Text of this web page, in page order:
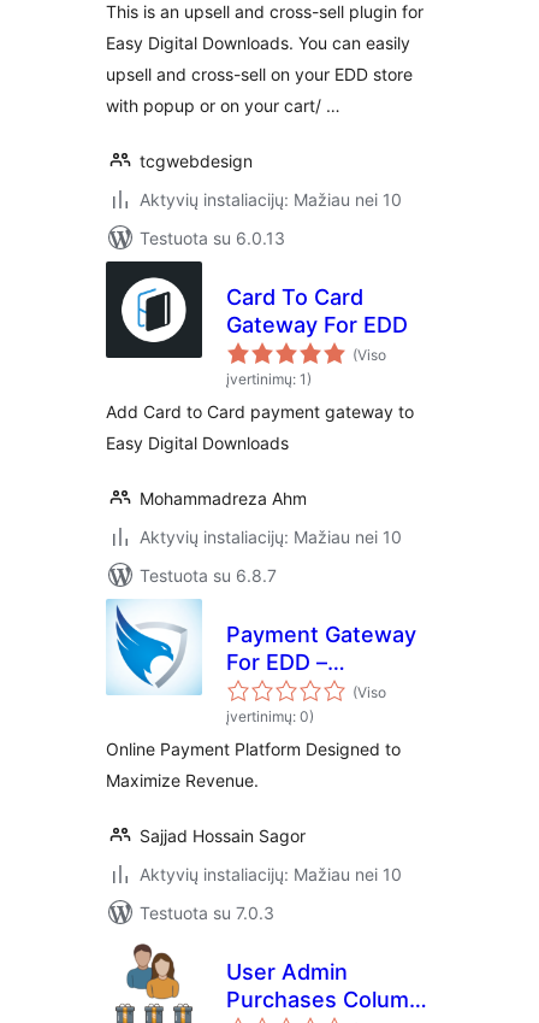
This is an upsell and cross-sell plugin for
Easy Digital Downloads. You can easily
upsell and cross-sell on your EDD store
with popup or on your cart/ …
tcgwebdesign
Aktyvių instaliacijų: Mažiau nei 10
Testuota su 6.0.13
Card To Card
Gateway For EDD
(Viso
įvertinimų: 1)
Add Card to Card payment gateway to
Easy Digital Downloads
Mohammadreza Ahm
Aktyvių instaliacijų: Mažiau nei 10
Testuota su 6.8.7
Payment Gateway
For EDD –
SecurionPay(Viso
įvertinimų: 0)
Online Payment Platform Designed to
Maximize Revenue.
Sajjad Hossain Sagor
Aktyvių instaliacijų: Mažiau nei 10
Testuota su 7.0.3
User Admin
Purchases Column